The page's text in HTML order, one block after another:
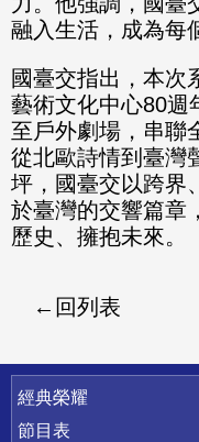
融入生活，成為每
國臺交指出，本次
藝術文化中心80週
至戶外劇場，串聯
從北歐詩情到臺灣
坪，國臺交以跨界
於臺灣的交響篇章
歷史、擁抱未來。
回列表
快速連結
經典榮耀
節目表